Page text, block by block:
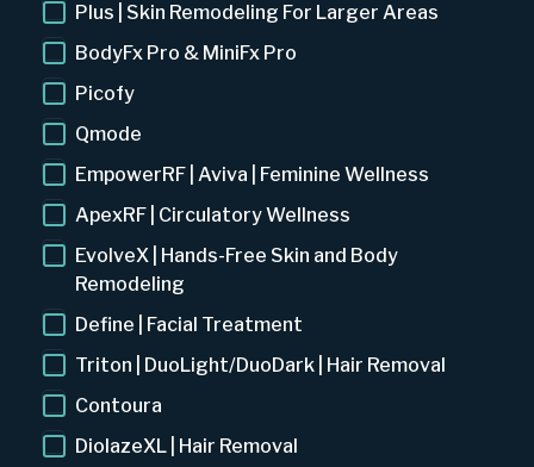
Plus | Skin Remodeling For Larger Areas
BodyFx Pro & MiniFx Pro
Picofy
Qmode
EmpowerRF | Aviva | Feminine Wellness
ApexRF | Circulatory Wellness
EvolveX | Hands-Free Skin and Body
Remodeling
Define | Facial Treatment
Triton | DuoLight/DuoDark | Hair Removal
Contoura
DiolazeXL | Hair Removal